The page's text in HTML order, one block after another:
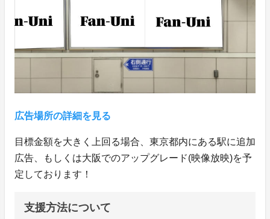
広告場所の詳細を見る
目標金額を大きく上回る場合、東京都内にある駅に追加
広告、もしくは大阪でのアップグレード(映像放映)を予
定しております！
支援方法について